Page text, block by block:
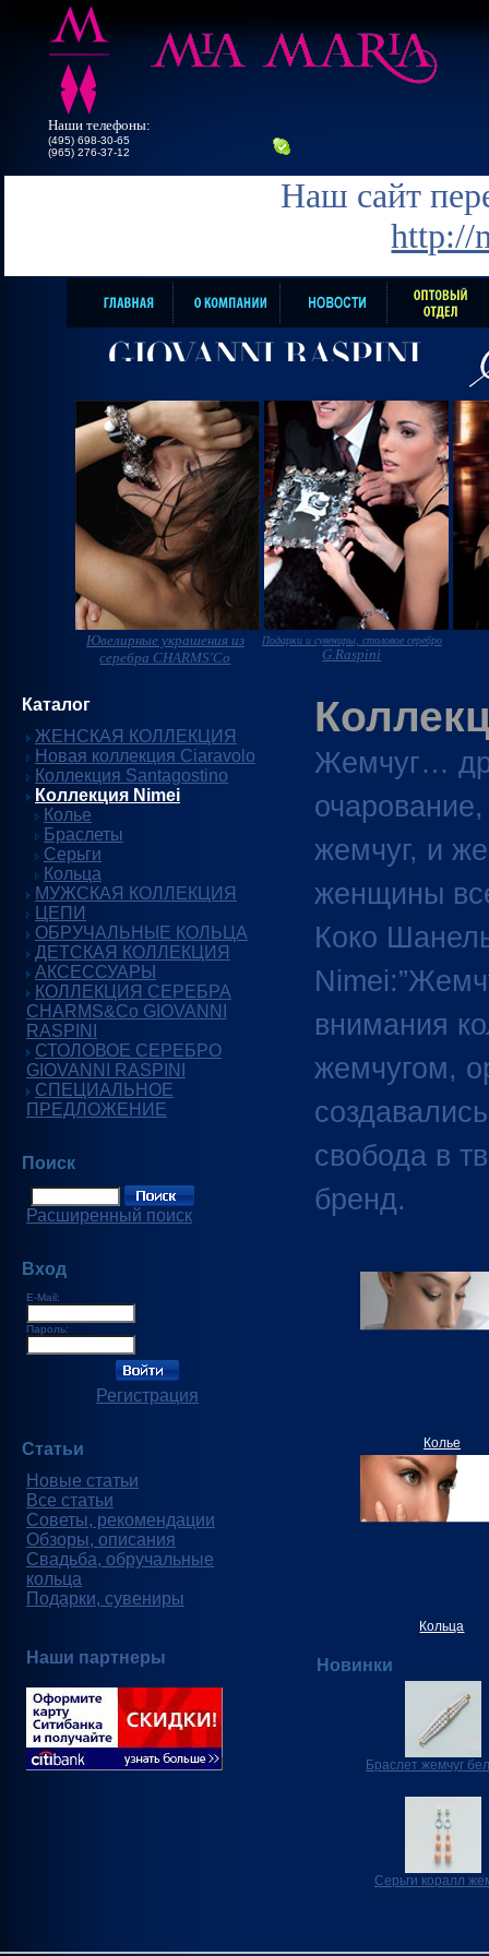
Наши телефоны:
(495) 698-30-65
(965) 276-37-12
Наш сайт
http://
Ювелирные украшения из
серебра CHARMS'Co
Подарки и сувениры, столовое серебро
G.Raspini
Каталог
ЖЕНСКАЯ КОЛЛЕКЦИЯ
Новая коллекция Ciaravolo
Коллекция Santagostino
Коллекция Nimei
Колье
Браслеты
Серьги
Кольца
МУЖСКАЯ КОЛЛЕКЦИЯ
ЦЕПИ
ОБРУЧАЛЬНЫЕ КОЛЬЦА
ДЕТСКАЯ КОЛЛЕКЦИЯ
АКСЕССУАРЫ
КОЛЛЕКЦИЯ СЕРЕБРА
CHARMS&Co GIOVANNI
RASPINI
СТОЛОВОЕ СЕРЕБРО
GIOVANNI RASPINI
СПЕЦИАЛЬНОЕ
ПРЕДЛОЖЕНИЕ
Поиск
Расширенный поиск
Вход
E-Mail:
Пароль:
Регистрация
Статьи
Новые статьи
Все статьи
Советы, рекомендации
Обзоры, описания
Свадьба, обручальные
кольца
Подарки, сувениры
Наши партнеры
Жемчуг…
жемчуг, и
женщины
Коко
внимания
жемчугом,
свобода в
бренд.
Колье
Кольца
Новинки
Браслет жемчуг
Серьги коралл